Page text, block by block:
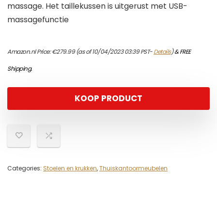
massage. Het taillekussen is uitgerust met USB-
massagefunctie
Amazon.nl Price:€279.99(as of 10/04/2023 03:39 PST-Details)&FREE
Shipping.
KOOP PRODUCT
Categories: Stoelen en krukken,Thuiskantoormeubelen